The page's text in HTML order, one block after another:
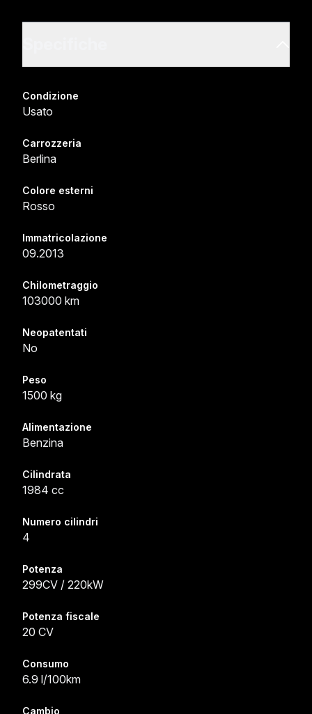
Condizione
Usato
Carrozzeria
Berlina
Colore esterni
Rosso
Immatricolazione
09.2013
Chilometraggio
103000 km
Neopatentati
No
Peso
1500 kg
Alimentazione
Benzina
Cilindrata
1984 cc
Numero cilindri
4
Potenza
299CV / 220kW
Potenza fiscale
20 CV
Consumo
6.9 l/100km
Cambio